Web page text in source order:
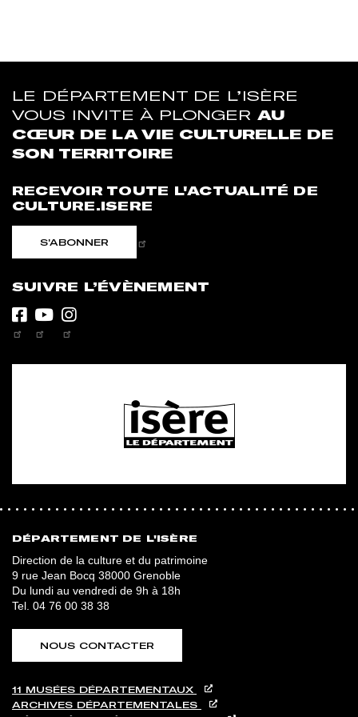
LE DÉPARTEMENT DE L’ISÈRE
VOUS INVITE À PLONGER AU
CŒUR DE LA VIE CULTURELLE DE
SON TERRITOIRE
RECEVOIR TOUTE L'ACTUALITÉ DE
CULTURE.ISERE
S'ABONNER
SUIVRE L’ÉVÈNEMENT
Facebook
YoutubeInstagram
DÉPARTEMENT DE L'ISÈRE
Direction de la culture et du patrimoine
9 rue Jean Bocq 38000 Grenoble
Du lundi au vendredi de 9h à 18h
Tel. 04 76 00 38 38
NOUS CONTACTER
11 MUSÉES DÉPARTEMENTAUX
ARCHIVES DÉPARTEMENTALES